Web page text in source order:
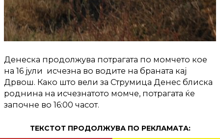
Денеска продолжува потрагата по момчето кое
на 16 јули исчезна во водите на браната кај
Дрвош. Како што вели за Струмица Денес блиска
роднина на исчезнатото момче, потрагата ќе
започне во 16:00 часот.
ТЕКСТОТ ПРОДОЛЖУВА ПО РЕКЛАМАТА: